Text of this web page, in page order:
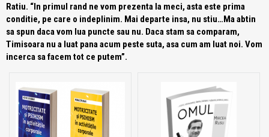
Ratiu. “In primul rand ne vom prezenta la meci, asta este prima
conditie, pe care o indeplinim. Mai departe insa, nu stiu…Ma abtin
sa spun daca vom lua puncte sau nu. Daca stam sa comparam,
Timisoara nu a luat pana acum peste suta, asa cum am luat noi. Vom
incerca sa facem tot ce putem”.